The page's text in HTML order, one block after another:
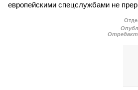
европейскими спецслужбами не